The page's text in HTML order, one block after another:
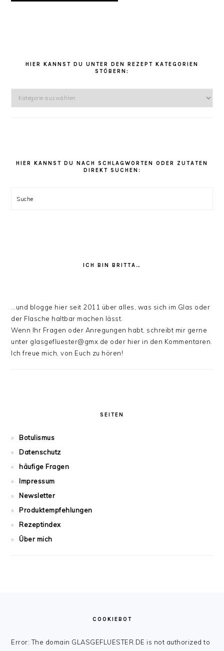
HIER KANNST DU UNTER DEN REZEPT KATEGORIEN
STÖBERN:
Kategorien
HIER KANNST DU NACH SCHLAGWORTEN ODER ZUTATEN
DIREKT SUCHEN:
Suche
ICH BIN BRITTA…
…und blogge hier seit 2011 über alles, was sich im Glas oder
der Flasche haltbar machen lässt.
Wenn Ihr Fragen oder Anregungen habt, schreibt mir gerne
unter glasgefluester@gmx.de oder hier in den Kommentaren.
Ich freue mich, von Euch zu hören!
SEITEN
Botulismus
Datenschutz
häufige Fragen
Impressum
Newsletter
Produktempfehlungen
Rezeptindex
Über mich
COOKIEBOT
Error: The domain GLASGEFLUESTER.DE is not authorized to